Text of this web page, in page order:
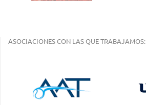
ASOCIACIONES CON LAS QUE TRABAJAMOS: